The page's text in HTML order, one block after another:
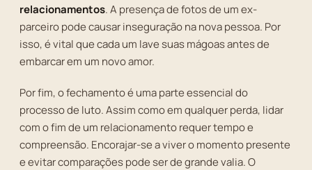
relacionamentos. A presença de fotos de um ex-
parceiro pode causar inseguração na nova pessoa. Por
isso, é vital que cada um lave suas mágoas antes de
embarcar em um novo amor.
Por fim, o fechamento é uma parte essencial do
processo de luto. Assim como em qualquer perda, lidar
com o fim de um relacionamento requer tempo e
compreensão. Encorajar-se a viver o momento presente
e evitar comparações pode ser de grande valia. O